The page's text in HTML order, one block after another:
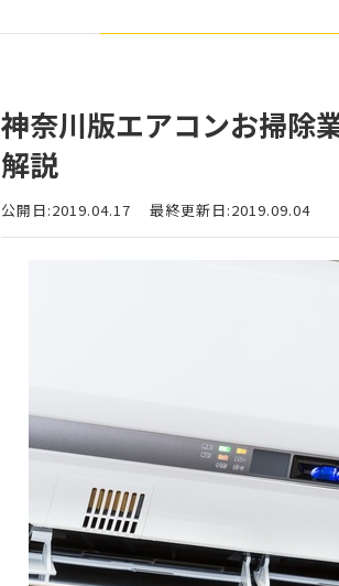
神奈川版エアコンお掃除
解説
公開日:2019.04.17 最終更新日:2019.09.04